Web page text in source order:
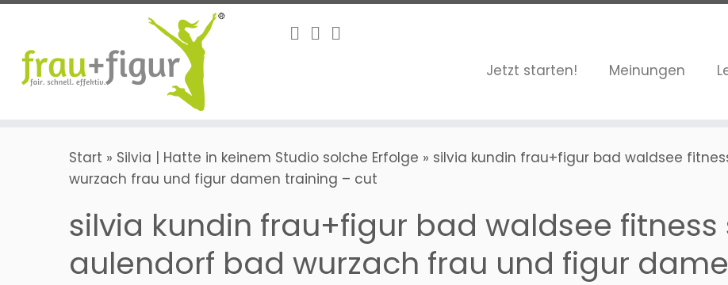
Zum
springen
Jetzt starten! Meinungen
Start » Silvia | Hatte in keinem Studio solche Erfolge » silvia kundin frau+figur bad waldsee
wurzach frau und figur damen training – cut
silvia kundin frau+figur bad waldsee
aulendorf bad wurzach frau und figur